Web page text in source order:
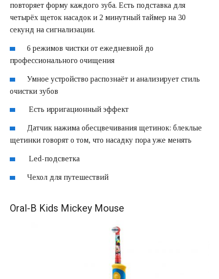
повторяет форму каждого зуба. Есть подставка для
четырёх щеток насадок и 2 минутный таймер на 30
секунд на сигнализации.
6 режимов чистки от ежедневной до
профессионального очищения
Умное устройство распознаёт и анализирует стиль
очистки зубов
Есть ирригационный эффект
Датчик нажима обесцвечивания щетинок: блеклые
щетинки говорят о том, что насадку пора уже менять
Led-подсветка
Чехол для путешествий
Oral-B Kids Mickey Mouse